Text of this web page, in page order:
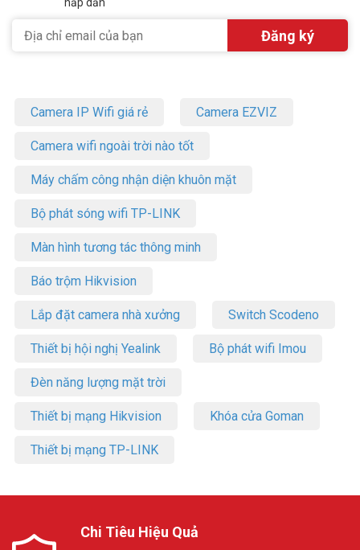
+ 2.4GHz: 688 Mbps
+ 5GHz: 4324 Mbps (4 luồng băng thông 240MHz)
– Cổng kết nối: 2× cổng 2.5G WAN/LAN tự động nhận biết trên mỗi
+ AI Mesh, OFDMA, MLO, Multi-RU, 4K-QAM
+ Chế độ Router / Access Point, điều khiển qua Alexa / Google
+ Ứng dụng Deco – cài đặt và quản lý dễ dàng
phụ huynh, chống virus, QoS thông minh, báo cáo mạng
– Sản xuất tại: Trung Quốc
– Hãng: TP-Link
– 3 thiết bị Deco BE25
– 3 bộ chuyển đổi nguồn
Hỏi đáp về TP-Link Deco BE25(3-pack)
(FAQ)
Mesh Wi-Fi nào mạnh nhất 2025?
Camera IP Wifi giá rẻ Camera EZVIZ
Camera wifi ngoài trời nào tốt
Máy chấm công nhận diện khuôn mặt
Bộ phát sóng wifi TP-LINK
Màn hình tương tác thông minh
Báo trộm Hikvision
Lắp đặt camera nhà xưởng Switch Scodeno
Thiết bị hội nghị Yealink Bộ phát wifi Imou
Đèn năng lượng mặt trời
Thiết bị mạng Hikvision Khóa cửa Goman
Thiết bị mạng TP-LINK
Chi Tiêu Hiệu Quả